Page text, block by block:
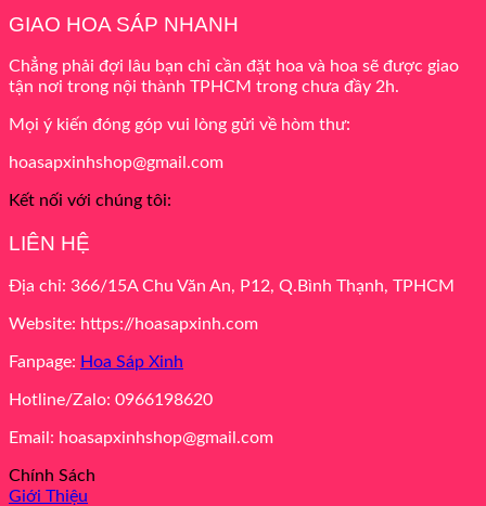
GIAO HOA SÁP NHANH
Chẳng phải đợi lâu bạn chỉ cần đặt hoa và hoa sẽ được giao
tận nơi trong nội thành TPHCM trong chưa đầy 2h.
Mọi ý kiến đóng góp vui lòng gửi về hòm thư:
hoasapxinhshop@gmail.com
Kết nối với chúng tôi:
LIÊN HỆ
Địa chỉ: 366/15A Chu Văn An, P12, Q.Bình Thạnh, TPHCM
Website: https://hoasapxinh.com
Fanpage: Hoa Sáp Xinh
Hotline/Zalo: 0966198620
Email: hoasapxinhshop@gmail.com
Chính Sách
Giới Thiệu